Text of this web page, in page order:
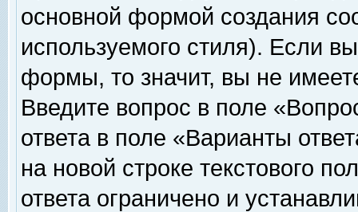
основной формой создания
используемого стиля). Если
формы, то значит, вы не
Введите вопрос в поле
ответа в поле «Варианты
на новой строке текстового
ответа ограничено и